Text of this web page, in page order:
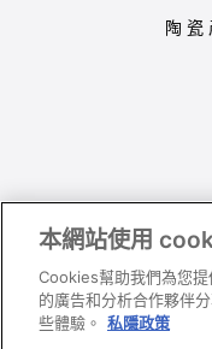
陶 瓷
本網站使用
Cookies幫助我們為您
的廣告和分析合作夥伴
些體驗。 私隱政策